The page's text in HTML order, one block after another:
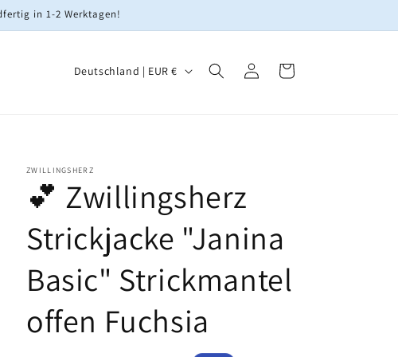
in 1-2 Werktagen!
/
R
e
g
o
n
Deutschland | EUR € EinloggenWarenkorb
ZWILLINGSHERZ
💕 Zwillingsherz
Strickjacke "Janina
Basic" Strickmantel
offen Fuchsia